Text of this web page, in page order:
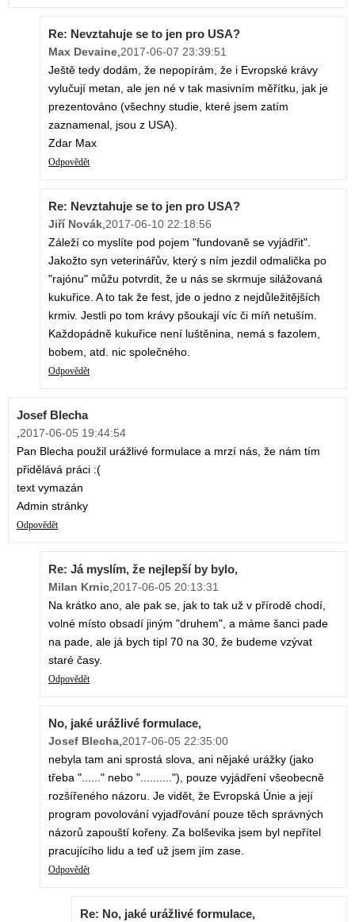
Re: Nevztahuje se to jen pro USA?
Max Devaine,2017-06-07 23:39:51
Ještě tedy dodám, že nepopírám, že i Evropské krávy
vylučují metan, ale jen né v tak masivním měřítku, jak je
prezentováno (všechny studie, které jsem zatím
zaznamenal, jsou z USA).
Zdar Max
Odpovědět
Re: Nevztahuje se to jen pro USA?
Jiří Novák,2017-06-10 22:18:56
Záleží co myslíte pod pojem "fundovaně se vyjádřit".
Jakožto syn veterinářův, který s ním jezdil odmalička po
"rajónu" můžu potvrdit, že u nás se skrmuje silážovaná
kukuřice. A to tak že fest, jde o jedno z nejdůležitějších
krmiv. Jestli po tom krávy pšoukají víc či míň netuším.
Každopádně kukuřice není luštěnina, nemá s fazolem,
bobem, atd. nic společného.
Odpovědět
Josef Blecha
,2017-06-05 19:44:54
Pan Blecha použil urážlivé formulace a mrzí nás, že nám tím
přidělává práci :(
text vymazán
Admin stránky
Odpovědět
Re: Já myslím, že nejlepší by bylo,
Milan Krnic,2017-06-05 20:13:31
Na krátko ano, ale pak se, jak to tak už v přírodě chodí,
volné místo obsadí jiným "druhem", a máme šanci pade
na pade, ale já bych tipl 70 na 30, že budeme vzývat
staré časy.
Odpovědět
No, jaké urážlivé formulace,
Josef Blecha,2017-06-05 22:35:00
nebyla tam ani sprostá slova, ani nějaké urážky (jako
třeba "......" nebo ".........."), pouze vyjádření všeobecně
rozšířeného názoru. Je vidět, že Evropská Únie a její
program povolování vyjadřování pouze těch správných
názorů zapouští kořeny. Za bolševika jsem byl nepřítel
pracujícího lidu a teď už jsem jím zase.
Odpovědět
Re: No, jaké urážlivé formulace,